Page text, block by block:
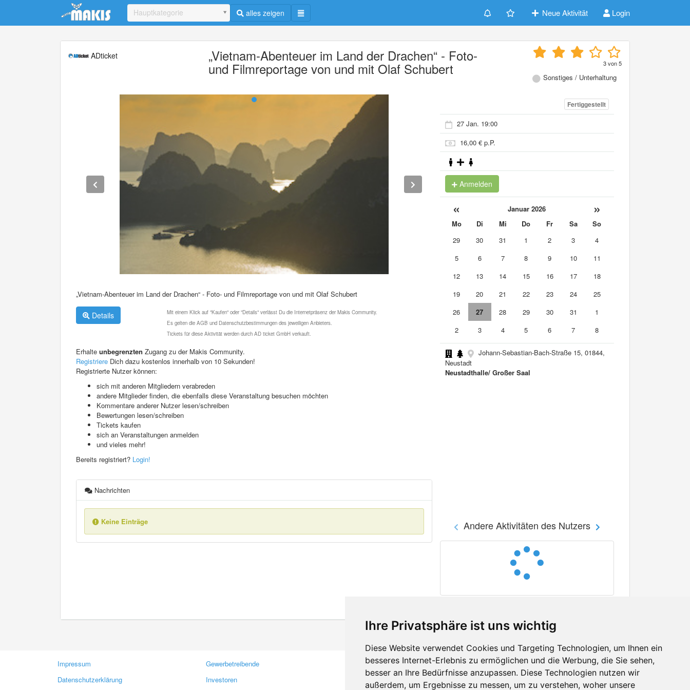
Ihre Privatsphäre ist uns wichtig
Diese Website verwendet Cookies und Targeting Technologien, um Ihnen ein
besseres Internet-Erlebnis zu ermöglichen und die Werbung, die Sie sehen,
besser an Ihre Bedürfnisse anzupassen. Diese Technologien nutzen wir
außerdem, um Ergebnisse zu messen, um zu verstehen, woher unsere
Update cookies preferences
Hauptkategorie alles zeigen Neue Aktivität Login
ADticket „Vietnam-Abenteuer im Land der Drachen“ - Foto-
und Filmreportage von und mit Olaf Schubert 3von5
Sonstiges / Unterhaltung
„Vietnam-Abenteuer im Land der Drachen“ - Foto- und Filmreportage von und mit Olaf Schubert
Details
Mit einem Klick auf "Kaufen" oder "Details" verlässt Du die Internetpräsenz der Makis Community.
Es gelten die AGB und Datenschutzbestimmungen des jeweiligen Anbieters.
Tickets für diese Aktivität werden durch AD ticket GmbH verkauft.
Erhalte unbegrenzten Zugang zu der Makis Community.
Registriere Dich dazu kostenlos innerhalb von 10 Sekunden!
Registrierte Nutzer können:
sich mit anderen Mitgliedern verabreden
andere Mitglieder finden, die ebenfalls diese Veranstaltung besuchen möchten
Kommentare anderer Nutzer lesen/schreiben
Bewertungen lesen/schreiben
Tickets kaufen
sich an Veranstaltungen anmelden
und vieles mehr!
Bereits registriert? Login!
Nachrichten
Keine Einträge
Fertiggestellt
27 Jan. 19:00
16,00 € p.P.
Anmelden
« Januar 2026 »
Mo Di Mi Do Fr Sa
So
29
30 31 1 2 3
4
5
6 7 8 9 10
11
12
13 14 15 16 17
18
19
20 21 22 23 24
25
26
27 28 29 30 31
1
2
3 4 5 6 7 8
Johann-Sebastian-Bach-Straße 15, 01844,
Neustadt
Neustadthalle/ Großer Saal
Andere Aktivitäten des Nutzers
Impressum
Datenschutzerklärung
Gewerbetreibende
Investoren
Kontakt
Feedback
Facebook
Twitter